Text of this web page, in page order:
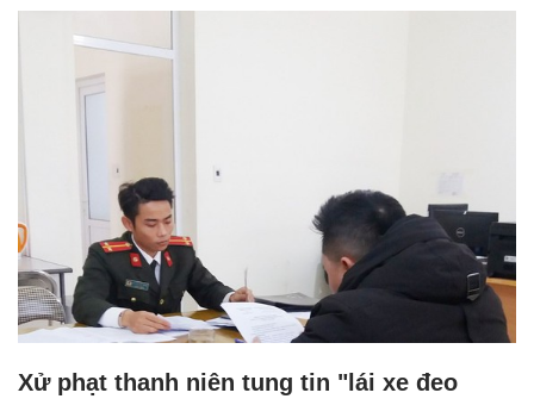
Xử phạt thanh niên tung tin "lái xe đeo